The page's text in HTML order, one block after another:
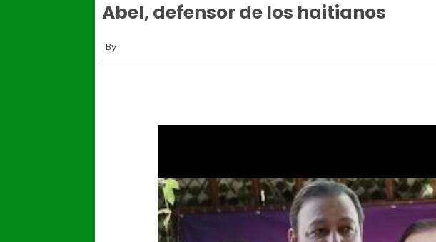
Abel, defensor de los haitianos